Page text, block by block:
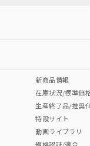
新商品情報
在庫状況/標準価
生産終了品/推奨
特設サイト
動画ライブラリ